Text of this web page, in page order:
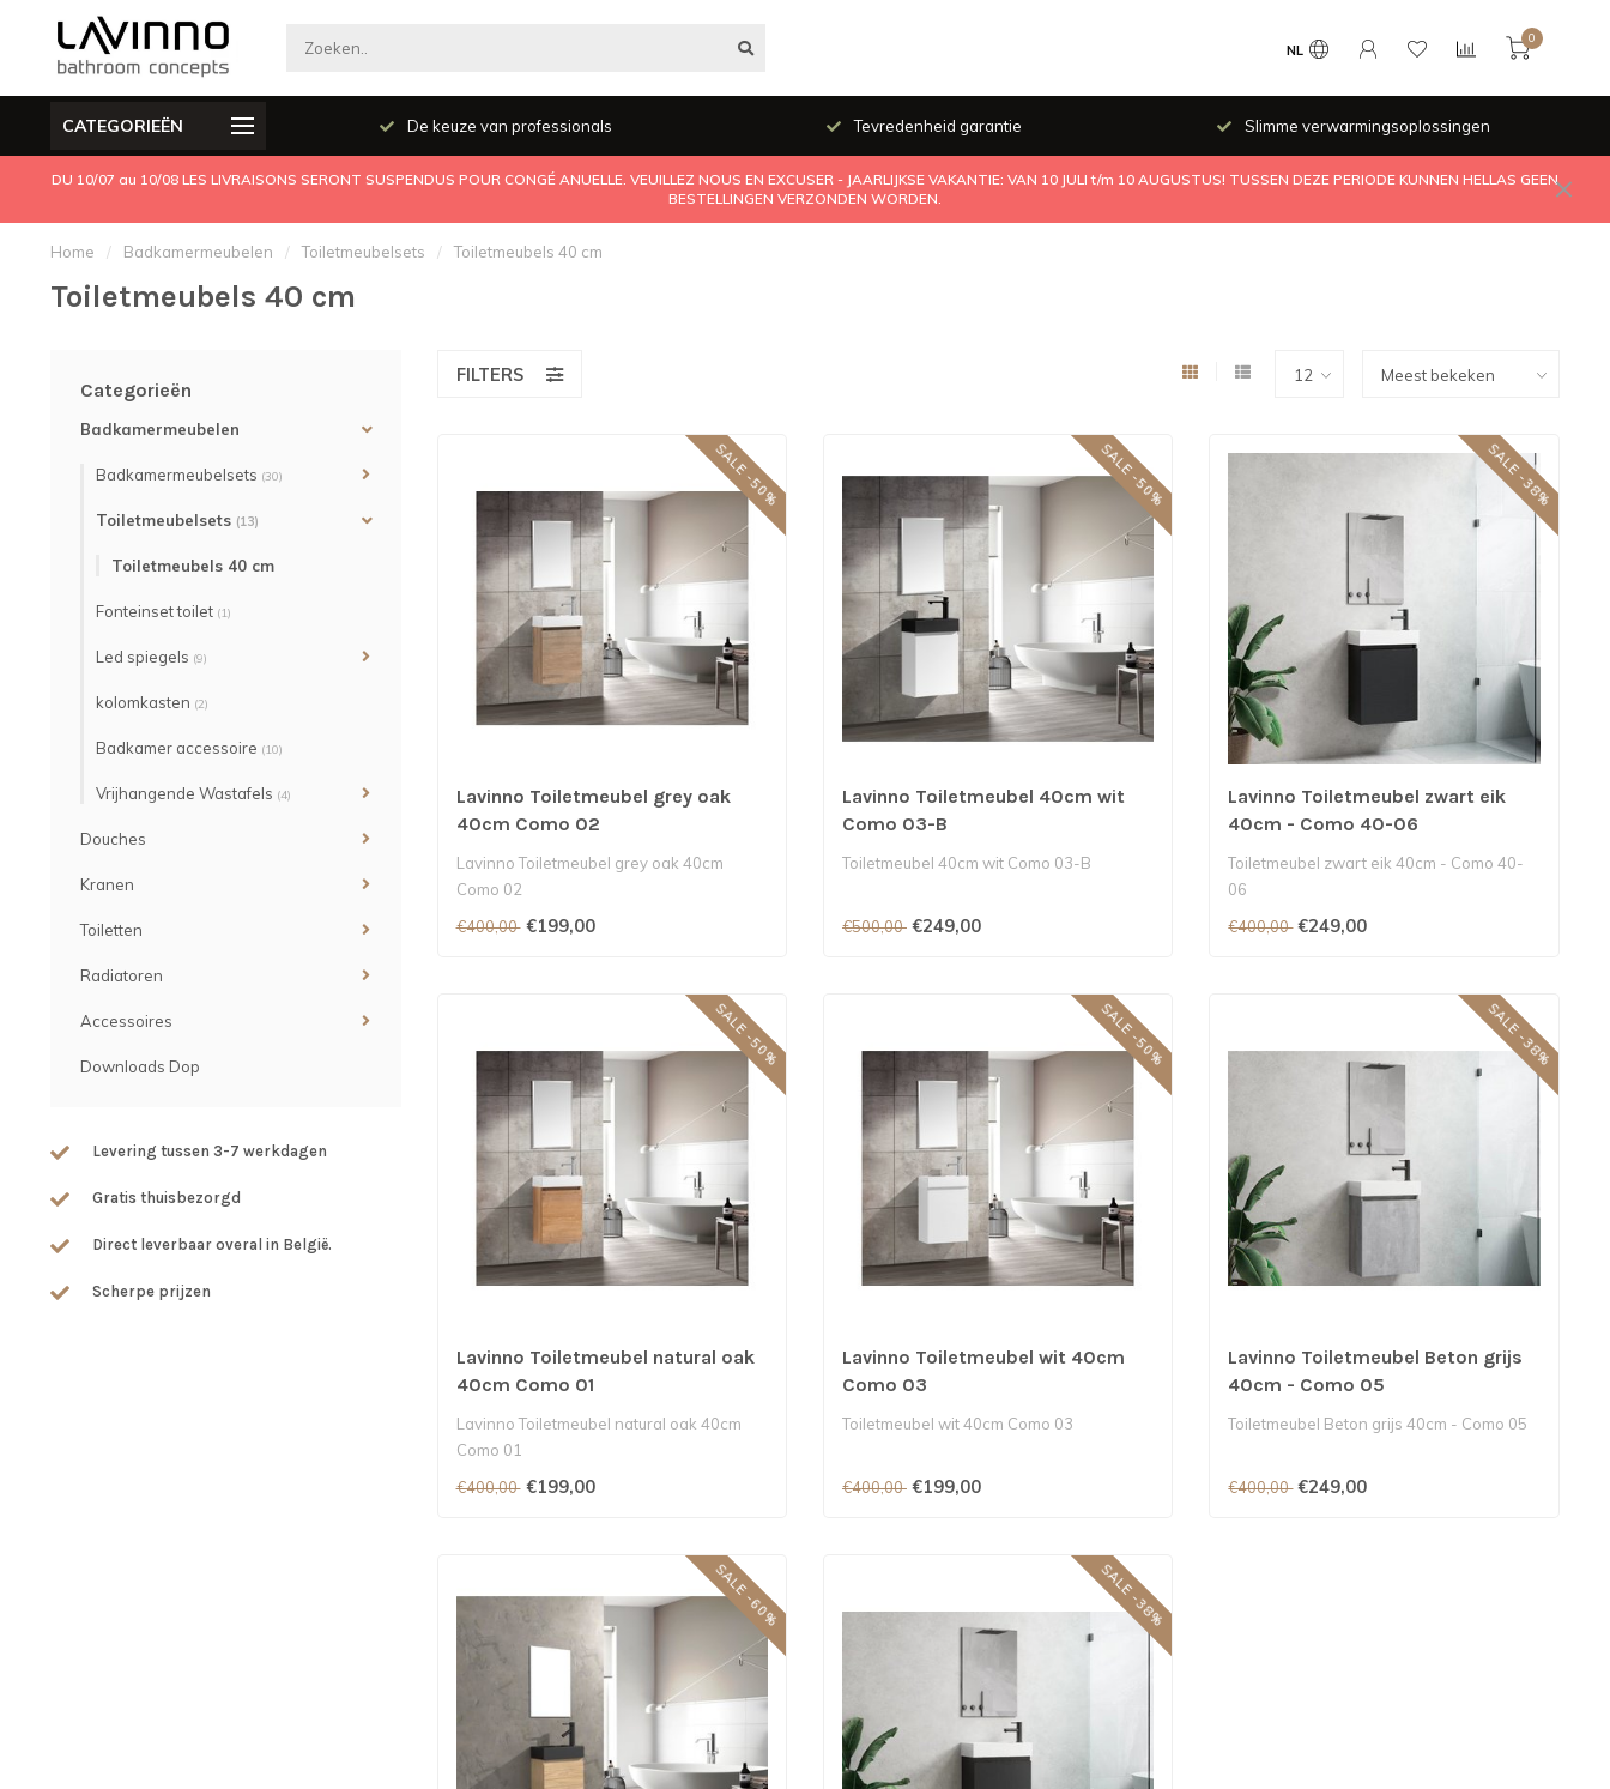
NL
0
CATEGORIEËN
Producten kwaliteit De keuze van professionals Tevredenheid garantie Slimme verwarmingsoplossingen
DU 10/07 au 10/08 LES LIVRAISONS SERONT SUSPENDUS POUR CONGÉ ANUELLE. VEUILLEZ NOUS EN EXCUSER - JAARLIJKSE VAKANTIE: VAN 10 JULI t/m 10 AUGUSTUS! TUSSEN DEZE PERIODE KUNNEN HELLAS GEEN
BESTELLINGEN VERZONDEN WORDEN.
Home / Badkamermeubelen / Toiletmeubelsets / Toiletmeubels 40 cm
Toiletmeubels 40 cm
Categorieën
Badkamermeubelen
Badkamermeubelsets (30)
Toiletmeubelsets (13)
Toiletmeubels 40 cm
Fonteinset toilet (1)
Led spiegels (9)
kolomkasten (2)
Badkamer accessoire (10)
Vrijhangende Wastafels (4)
Douches
Kranen
Toiletten
Radiatoren
Accessoires
Downloads Dop
Levering tussen 3-7 werkdagen
Gratis thuisbezorgd
Direct leverbaar overal in België.
Scherpe prijzen
FILTERS
SALE -50%
Lavinno Toiletmeubel grey oak
40cm Como 02
Lavinno Toiletmeubel grey oak 40cm
Como 02
€400,00 €199,00
SALE -50%
Lavinno Toiletmeubel 40cm wit
Como 03-B
Toiletmeubel 40cm wit Como 03-B
€500,00 €249,00
SALE -38%
Lavinno Toiletmeubel zwart eik
40cm - Como 40-06
Toiletmeubel zwart eik 40cm - Como 40-
06
€400,00 €249,00
SALE -50%
Lavinno Toiletmeubel natural oak
40cm Como 01
Lavinno Toiletmeubel natural oak 40cm
Como 01
€400,00 €199,00
SALE -50%
Lavinno Toiletmeubel wit 40cm
Como 03
Toiletmeubel wit 40cm Como 03
€400,00 €199,00
SALE -38%
Lavinno Toiletmeubel Beton grijs
40cm - Como 05
Toiletmeubel Beton grijs 40cm - Como 05
€400,00 €249,00
SALE -60% SALE -38%